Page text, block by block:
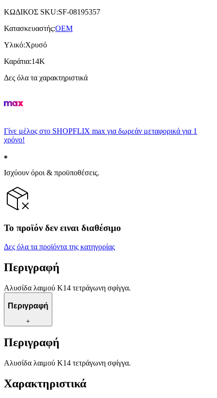
ΚΩΔΙΚΟΣ SKU:SF-08195357
Κατασκευαστής:OEM
Υλικό:Χρυσό
Καράτια:14Κ
Δες όλα τα χαρακτηριστικά
Γίνε μέλος στο SHOPFLIX max για δωρεάν μεταφορικά για 1
χρόνο!
Ισχύουν όροι & προϋποθέσεις.
Το προϊόν δεν ειναι διαθέσιμο
Δες όλα τα προϊόντα της κατηγορίας
Περιγραφή
Αλυσίδα λαιμού Κ14 τετράγωνη σφίγγα.
Περιγραφή
+
Περιγραφή
Αλυσίδα λαιμού Κ14 τετράγωνη σφίγγα.
Χαρακτηριστικά